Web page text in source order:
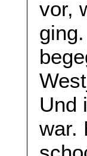
vor,
Und
war.